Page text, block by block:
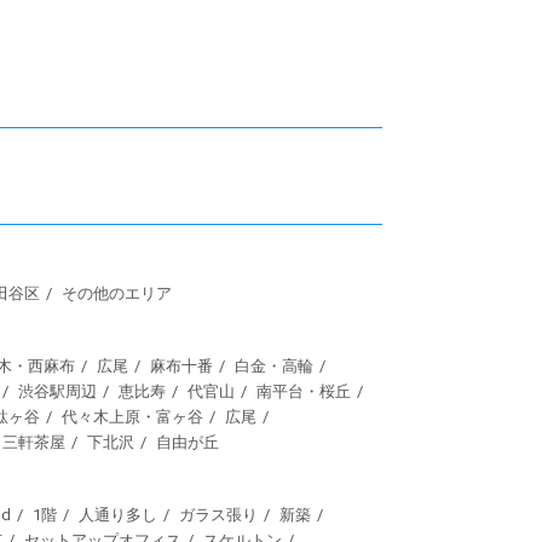
谷区 その他のエリア
・西麻布 広尾 麻布十番
白金・高輪
渋谷駅周辺 恵比寿 代官山
南平台・桜丘
ヶ谷 代々木上原・富ヶ谷
広尾
三軒茶屋 下北沢 自由が丘
1階 人通り多し ガラス張り
新築